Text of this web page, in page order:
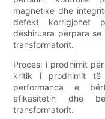
magnetike dhe
defekt korrigjohet
dëshiruara përpara
transformatorit.
Procesi i prodhimit
kritik i prodhimit të
performanca e
efikasitetin dhe
transformatorit.